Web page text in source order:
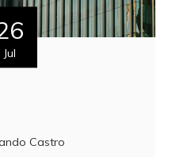
Jul
Castro